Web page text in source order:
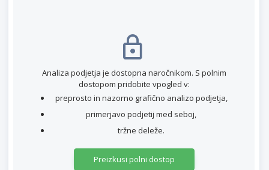
Analiza podjetja je dostopna naročnikom. S polnim
dostopom pridobite vpogled v:
preprosto in nazorno grafično analizo podjetja,
primerjavo podjetij med seboj,
tržne deleže.
Preizkusi polni dostop